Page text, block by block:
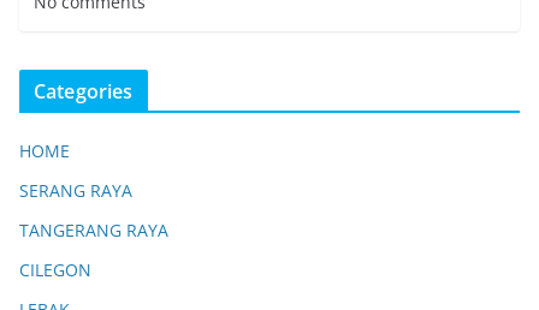
Categories
HOME
SERANG RAYA
TANGERANG RAYA
CILEGON